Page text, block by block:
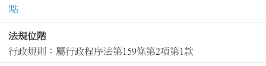
點
法規位階
行政規則：屬行政程序法第159條第2項第1款